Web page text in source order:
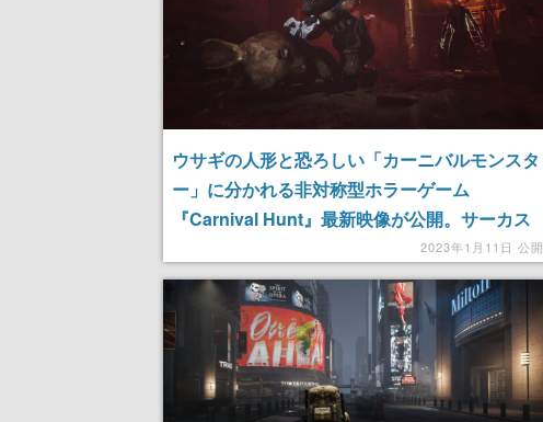
ウサギの人形と恐ろしい「カーニバルモンスタ
ー」に分かれる非対称型ホラーゲーム
『Carnival Hunt』最新映像が公開。サーカス
がモチーフの不気味すぎるビジュアルも魅力
2023年1月11日 公開